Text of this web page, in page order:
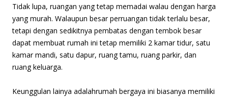
Tidak lupa, ruangan yang tetap memadai walau dengan harga
yang murah. Walaupun besar perruangan tidak terlalu besar,
tetapi dengan sedikitnya pembatas dengan tembok besar
dapat membuat rumah ini tetap memiliki 2 kamar tidur, satu
kamar mandi, satu dapur, ruang tamu, ruang parkir, dan
ruang keluarga.
Keunggulan lainya adalahrumah bergaya ini biasanya memiliki